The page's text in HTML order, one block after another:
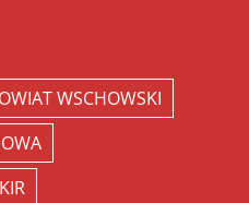
WSCHOWSKI